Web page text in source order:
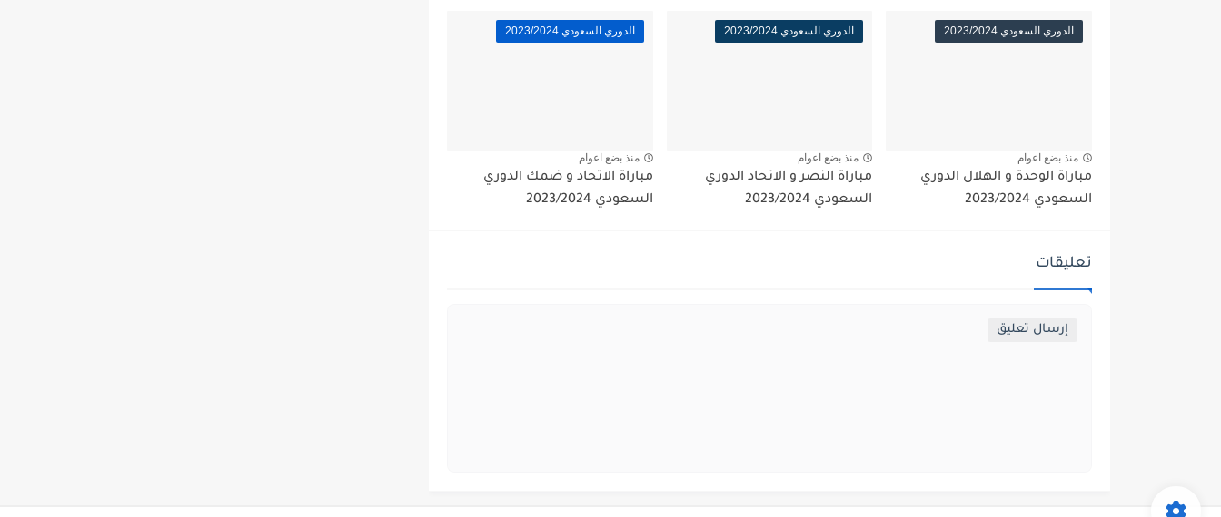
الدوري السعودي 2023/2024
منذ بضع اعوام
مباراة الوحدة و الهلال الدوري
السعودي 2023/2024
الدوري السعودي 2023/2024
منذ بضع اعوام
مباراة النصر و الاتحاد الدوري
السعودي 2023/2024
الدوري السعودي 2023/2024
منذ بضع اعوام
مباراة الاتحاد و ضمك الدوري
السعودي 2023/2024
تعليقات
إرسال تعليق